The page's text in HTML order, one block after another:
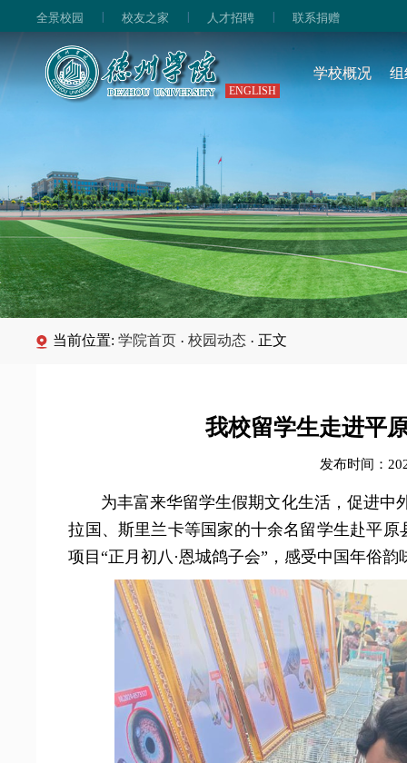
全景校园 | 校友之家 | 人才招聘 | 联系捐赠
ENGLISH
学校概况 组
当前位置:学院首页 · 校园动态 · 正文
我校留学生走进平
发布时间：
为丰富来华留学生假期文化生活，促进中
拉国、斯里兰卡等国家的十余名留学生赴平
项目“正月初八·恩城鸽子会”，感受中国年俗韵